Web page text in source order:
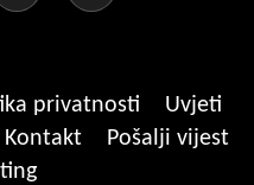
privatnosti
Uvjeti
Kontakt
Pošalji vijest